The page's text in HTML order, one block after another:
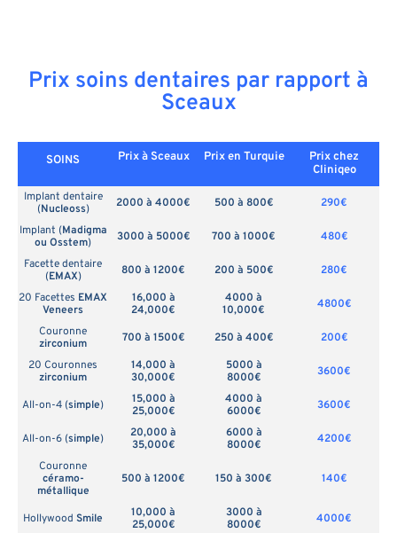
Prix soins dentaires par rapport à
Sceaux
SOINS Prix à Sceaux Prix en Turquie
Prix chez
Cliniqeo
Implant dentaire
(Nucleoss) 2000 à 4000€ 500 à 800€
290€
Implant (Madigma
ou Osstem) 3000 à 5000€ 700 à 1000€
480€
Facette dentaire
(EMAX) 800 à 1200€ 200 à 500€
280€
20 Facettes EMAX
Veneers
16,000 à
24,000€
4000 à
10,000€
4800€
Couronne
zirconium
700 à 1500€ 250 à 400€
200€
20 Couronnes
zirconium
14,000 à
30,000€
5000 à
8000€
3600€
All-on-4 (simple)
15,000 à
25,000€
4000 à
6000€
3600€
All-on-6 (simple)
20,000 à
35,000€
6000 à
8000€
4200€
Couronne
céramo-
métallique
500 à 1200€ 150 à 300€ 140€
Hollywood Smile
10,000 à
25,000€
3000 à
8000€
4000€